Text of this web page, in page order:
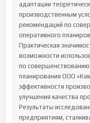
адаптации
производственным
рекомендаций по
оперативного
Практическая
возможности
по
планирования ООО
эффективности
улучшения качества
Результаты
предприятиям,